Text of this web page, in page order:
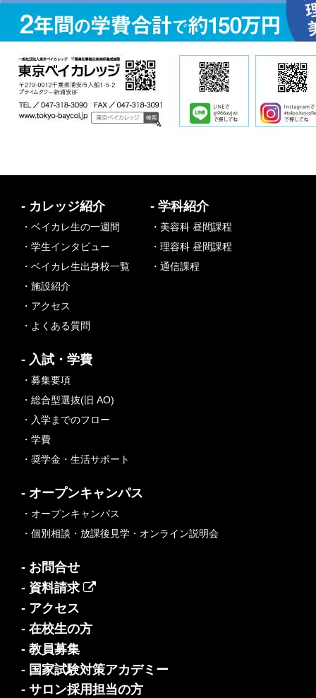
- カレッジ紹介
・ベイカレ生の一週間
・学生インタビュー
・ベイカレ生出身校一覧
・施設紹介
・アクセス
・よくある質問
- 学科紹介
・美容科 昼間課程
・理容科 昼間課程
・通信課程
- 入試・学費
・募集要項
・総合型選抜(旧 AO)
・入学までのフロー
・学費
・奨学金・生活サポート
- オープンキャンパス
・オープンキャンパス
・個別相談・放課後見学・オンライン説明会
- お問合せ
- 資料請求
- アクセス
- 在校生の方
- 教員募集
- 国家試験対策アカデミー
- サロン採用担当の方